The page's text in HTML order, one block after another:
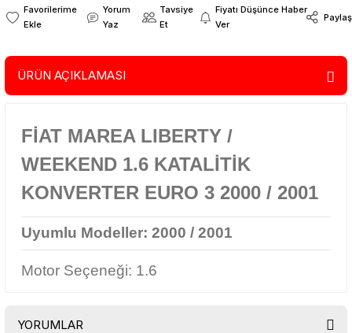
Yorum
Yaz
Tavsiye
Et
Fiyatı Düşünce Haber
Ver
Paylaş
ÜRÜN AÇIKLAMASI
FİAT MAREA LIBERTY /
WEEKEND 1.6 KATALİTİK
KONVERTER EURO 3 2000 / 2001
Uyumlu Modeller: 2000 / 2001
Motor Seçeneği: 1.6
YORUMLAR